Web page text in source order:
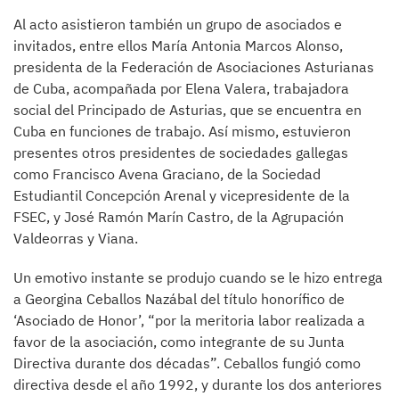
Al acto asistieron también un grupo de asociados e
invitados, entre ellos María Antonia Marcos Alonso,
presidenta de la Federación de Asociaciones Asturianas
de Cuba, acompañada por Elena Valera, trabajadora
social del Principado de Asturias, que se encuentra en
Cuba en funciones de trabajo. Así mismo, estuvieron
presentes otros presidentes de sociedades gallegas
como Francisco Avena Graciano, de la Sociedad
Estudiantil Concepción Arenal y vicepresidente de la
FSEC, y José Ramón Marín Castro, de la Agrupación
Valdeorras y Viana.
Un emotivo instante se produjo cuando se le hizo entrega
a Georgina Ceballos Nazábal del título honorífico de
‘Asociado de Honor’, “por la meritoria labor realizada a
favor de la asociación, como integrante de su Junta
Directiva durante dos décadas”. Ceballos fungió como
directiva desde el año 1992, y durante los dos anteriores